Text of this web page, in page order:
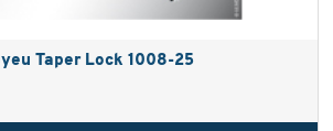
Taper Lock 1008-25